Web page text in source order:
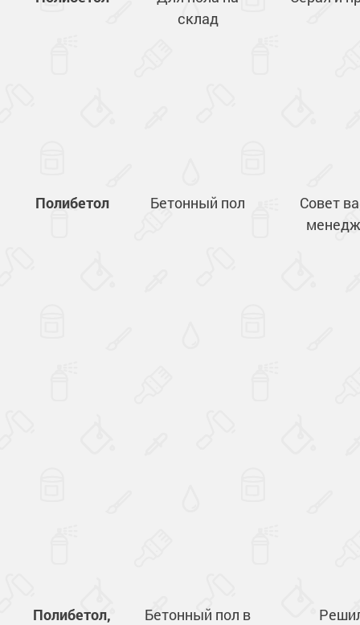
склад
Полибетол Бетонный пол
Совет
Полибетол,
Бетонный пол в